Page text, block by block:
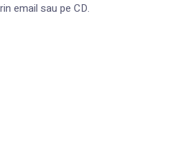
email sau pe CD.